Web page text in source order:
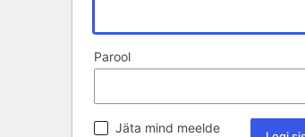
Parool
Jäta mind meelde